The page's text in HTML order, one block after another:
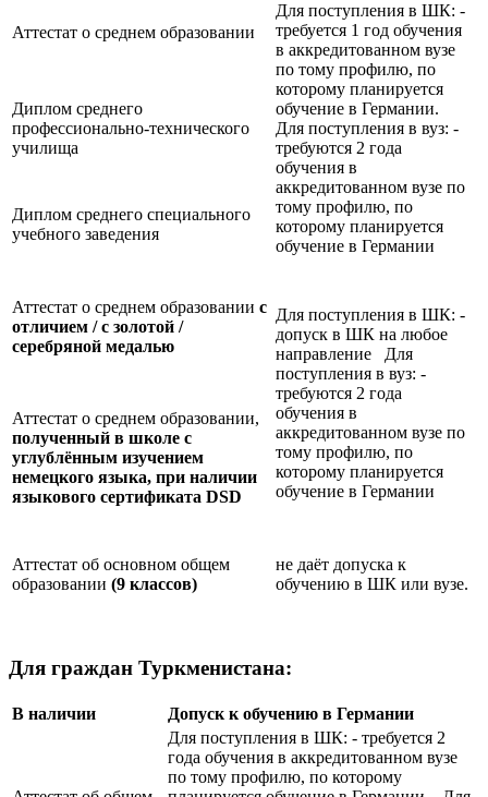
Аттестат о среднем образовании
Для поступления в ШК: -
требуется 1 год обучения
в аккредитованном вузе
по тому профилю, по
которому планируется
обучение в Германии.
Для поступления в вуз: -
требуются 2 года
обучения в
аккредитованном вузе по
тому профилю, по
которому планируется
обучение в Германии
Диплом среднего
профессионально-технического
училища
Диплом среднего специального
учебного заведения
Аттестат о среднем образовании с
отличием / с золотой /
серебряной медалью
Для поступления в ШК: -
допуск в ШК на любое
направление Для
поступления в вуз: -
требуются 2 года
обучения в
аккредитованном вузе по
тому профилю, по
которому планируется
обучение в Германии
Аттестат о среднем образовании,
полученный в школе с
углублённым изучением
немецкого языка, при наличии
языкового сертификата DSD
Аттестат об основном общем
образовании (9 классов)
не даёт допуска к
обучению в ШК или вузе.
Для граждан Туркменистана:
В наличии Допуск к обучению в Германии
Для поступления в ШК: - требуется 2
года обучения в аккредитованном вузе
по тому профилю, по которому